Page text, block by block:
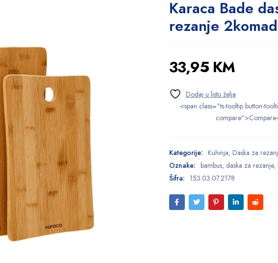
Karaca Bade
rezanje
33,95 KM
<span class="ts-tooltip button-
Kategorije: Kuhinja, Daska za
Oznake: bambus, daska za rezanje,
Šifra: 153.03.07.2178